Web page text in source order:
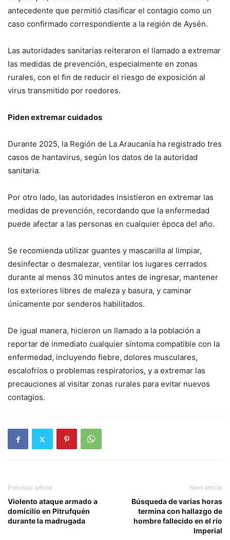
antecedente que permitió clasificar el contagio como un
caso confirmado correspondiente a la región de Aysén.
Las autoridades sanitarias reiteraron el llamado a extremar
las medidas de prevención, especialmente en zonas
rurales, con el fin de reducir el riesgo de exposición al
virus transmitido por roedores.
Piden extremar cuidados
Durante 2025, la Región de La Araucanía ha registrado tres
casos de hantavirus, según los datos de la autoridad
sanitaria.
Por otro lado, las autoridades insistieron en extremar las
medidas de prevención, recordando que la enfermedad
puede afectar a las personas en cualquier época del año.
Se recomienda utilizar guantes y mascarilla al limpiar,
desinfectar o desmalezar, ventilar los lugares cerrados
durante al menos 30 minutos antes de ingresar, mantener
los exteriores libres de maleza y basura, y caminar
únicamente por senderos habilitados.
De igual manera, hicieron un llamado a la población a
reportar de inmediato cualquier síntoma compatible con la
enfermedad, incluyendo fiebre, dolores musculares,
escalofríos o problemas respiratorios, y a extremar las
precauciones al visitar zonas rurales para evitar nuevos
contagios.
Previous article
Violento ataque armado a
domicilio en Pitrufquén
durante la madrugada
Next article
Búsqueda de varias horas
termina con hallazgo de
hombre fallecido en el río
Imperial